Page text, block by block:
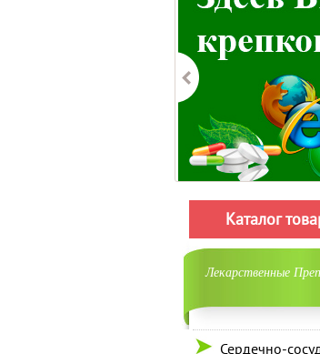
Каталог
Лекарственные
Сердечно-